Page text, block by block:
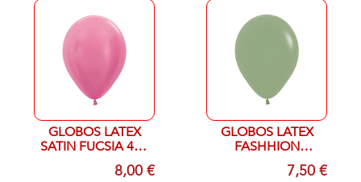
GLOBOS LATEX
SATIN FUCSIA 412
8,00 €
GLOBOS LATEX
FASHHION
EUCALIPTOS 0277,50 €